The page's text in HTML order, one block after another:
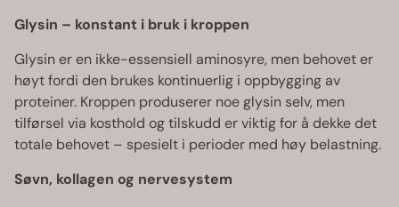
Glysin – konstant i bruk i kroppen
Glysin er en ikke-essensiell aminosyre, men behovet er
høyt fordi den brukes kontinuerlig i oppbygging av
proteiner. Kroppen produserer noe glysin selv, men
tilførsel via kosthold og tilskudd er viktig for å dekke det
totale behovet – spesielt i perioder med høy belastning.
Søvn, kollagen og nervesystem